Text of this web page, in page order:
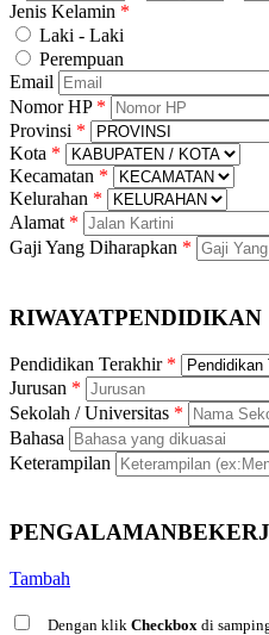
Jenis Kelamin
Laki - Laki
Perempuan
Email
Nomor HP
Provinsi
Kota
Kecamatan
Kelurahan
Alamat
Gaji Yang Diharapkan
RIWAYATPENDIDIKAN
Pendidikan Terakhir
Jurusan
Sekolah / Universitas
Bahasa
Keterampilan
PENGALAMAN
Tambah
Dengan klik Checkbox di